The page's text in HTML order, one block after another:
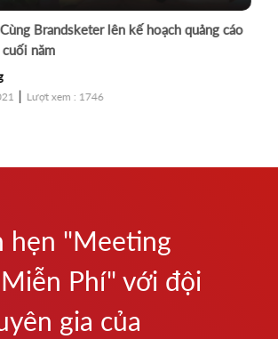
Brandsketer lên kế hoạch quảng cáo
năm
Lượt xem : 1746
hẹn "Meeting
Phí" với đội
gia của